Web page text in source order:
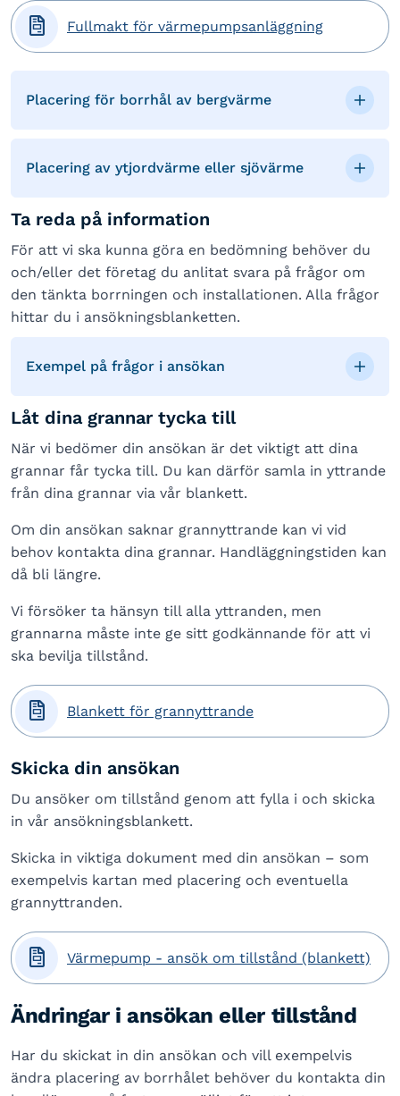
 Fullmakt för värmepumpsanläggning
Placering för borrhål av bergvärme
Placering av ytjordvärme eller sjövärme
Ta reda på information
För att vi ska kunna göra en bedömning behöver du
och/eller det företag du anlitat svara på frågor om
den tänkta borrningen och installationen. Alla frågor
hittar du i ansökningsblanketten.
Exempel på frågor i ansökan
Låt dina grannar tycka till
När vi bedömer din ansökan är det viktigt att dina
grannar får tycka till. Du kan därför samla in yttrande
från dina grannar via vår blankett.
Om din ansökan saknar grannyttrande kan vi vid
behov kontakta dina grannar. Handläggningstiden kan
då bli längre.
Vi försöker ta hänsyn till alla yttranden, men
grannarna måste inte ge sitt godkännande för att vi
ska bevilja tillstånd.
 Blankett för grannyttrande
Skicka din ansökan
Du ansöker om tillstånd genom att fylla i och skicka
in vår ansökningsblankett.
Skicka in viktiga dokument med din ansökan – som
exempelvis kartan med placering och eventuella
grannyttranden.
 Värmepump - ansök om tillstånd (blankett)
Ändringar i ansökan eller tillstånd
Har du skickat in din ansökan och vill exempelvis
ändra placering av borrhålet behöver du kontakta din